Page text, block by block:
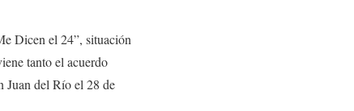
Dicen el 24”, situación
tanto el acuerdo
Juan del Río el 28 de